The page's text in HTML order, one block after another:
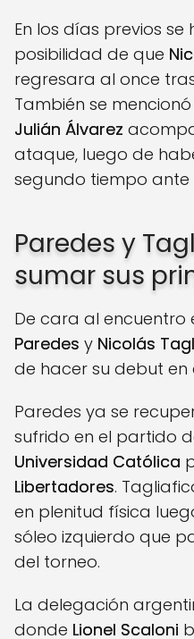
En los días previos
posibilidad de que
regresara al once
También se
Julián Álvarez
ataque, luego de
segundo tiempo ante
Paredes y
sumar sus
De cara al encuentro
Paredes y Nicolás
de hacer su debut en
Paredes ya se
sufrido en el partido
Universidad Católica
Libertadores.
en plenitud física
sóleo izquierdo que
del torneo.
La delegación
donde Lionel Scaloni